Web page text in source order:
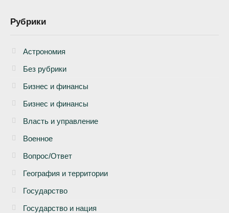
Рубрики
Астрономия
Без рубрики
Бизнеc и финансы
Бизнес и финансы
Власть и управление
Военное
Вопрос/Ответ
География и территории
Государство
Государство и нация